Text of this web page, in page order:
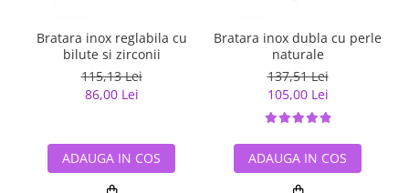
Bratara inox reglabila cu
bilute si zirconii
115,13 Lei
86,00 Lei
ADAUGA IN COS
Bratara inox dubla cu perle
naturale
137,51 Lei
105,00 Lei
ADAUGA IN COS